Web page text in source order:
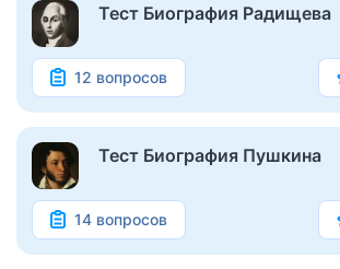
Тест Биография Радищева
12 вопросов
Тест Биография Пушкина
14 вопросов